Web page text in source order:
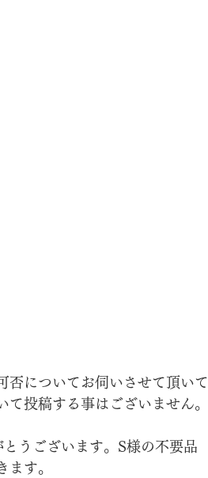
についてお伺いさせて頂いて
投稿する事はございません。
うございます。S様の不要品
ます。